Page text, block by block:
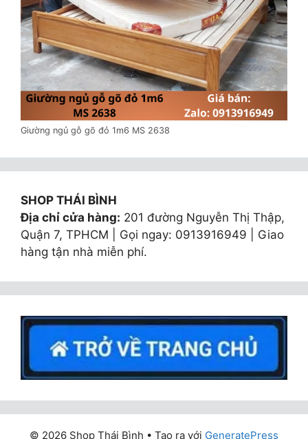
Giường ngủ gỗ gõ đỏ 1m6 MS 2638
SHOP THÁI BÌNH
Địa chỉ cửa hàng: 201 đường Nguyễn Thị Thập,
Quận 7, TPHCM | Gọi ngay: 0913916949 | Giao
hàng tận nhà miễn phí.
© 2026 Shop Thái Bình • Tạo ra với GeneratePress